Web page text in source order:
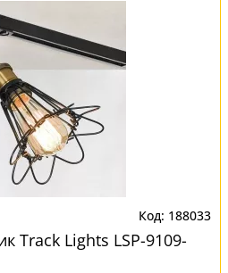
188033
Track Lights LSP-9109-